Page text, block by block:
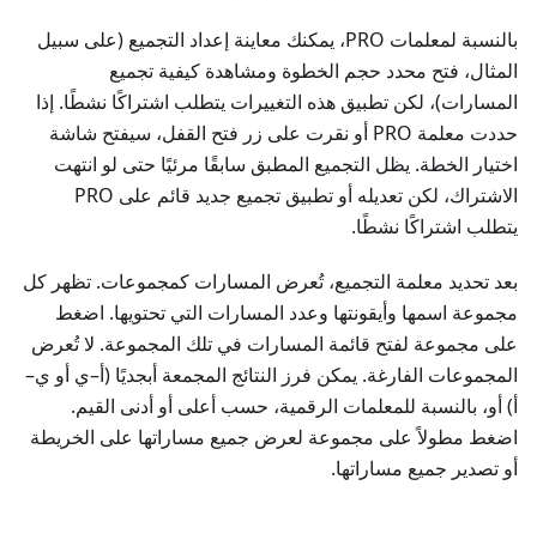
بالنسبة لمعلمات PRO، يمكنك معاينة إعداد التجميع (على سبيل
المثال، فتح محدد حجم الخطوة ومشاهدة كيفية تجميع
المسارات)، لكن تطبيق هذه التغييرات يتطلب اشتراكًا نشطًا. إذا
حددت معلمة PRO أو نقرت على زر فتح القفل، سيفتح شاشة
اختيار الخطة. يظل التجميع المطبق سابقًا مرئيًا حتى لو انتهت
الاشتراك، لكن تعديله أو تطبيق تجميع جديد قائم على PRO
يتطلب اشتراكًا نشطًا.
بعد تحديد معلمة التجميع، تُعرض المسارات كمجموعات. تظهر كل
مجموعة اسمها وأيقونتها وعدد المسارات التي تحتويها. اضغط
على مجموعة لفتح قائمة المسارات في تلك المجموعة. لا تُعرض
المجموعات الفارغة. يمكن فرز النتائج المجمعة أبجديًا (أ–ي أو ي–
أ) أو، بالنسبة للمعلمات الرقمية، حسب أعلى أو أدنى القيم.
اضغط مطولاً على مجموعة لعرض جميع مساراتها على الخريطة
أو تصدير جميع مساراتها.